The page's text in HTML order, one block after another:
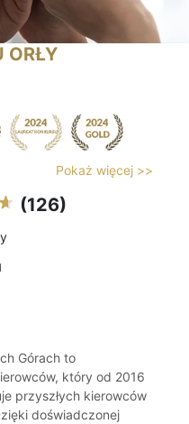
ORŁY
Pokaż więcej >>
(126)
Górach to
który od 2016
przyszłych kierowców
doświadczonej